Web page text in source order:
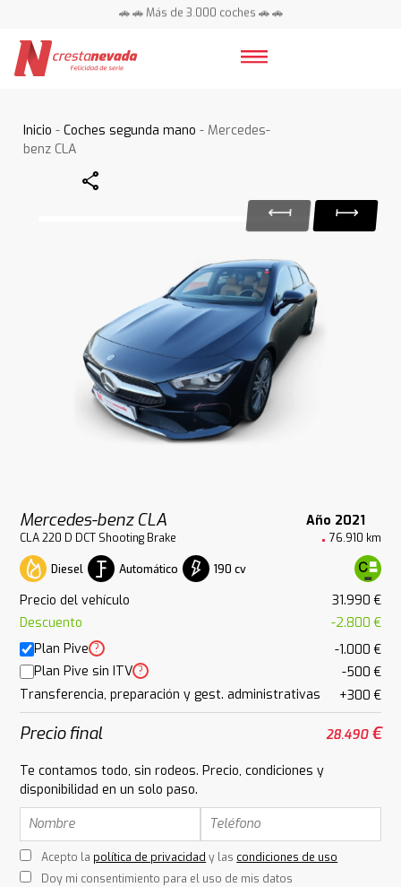
🚗 🚗 Más de 3.000 coches 🚗 🚗
Inicio -Coches segunda mano - Mercedes-
benz CLA
Share
Mercedes-benz CLA Año 2021
CLA 220 D DCT Shooting Brake 76.910 km
Diesel Automático 190 cv
Precio del vehículo
31.990 €
Descuento
-2.800 €
Plan Pive ?
-1.000 €
Plan Pive sin ITV ?
-500 €
Transferencia, preparación y gest. administrativas
+300 €
Precio final 28.490€
Te contamos todo, sin rodeos. Precio, condiciones y
disponibilidad en un solo paso.
Acepto la política de privacidad y las condiciones de uso
Doy mi consentimiento para el uso de mis datos